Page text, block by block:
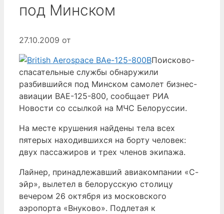
под Минском
27.10.2009 от
Поисково-
спасательные службы обнаружили
разбившийся под Минском самолет бизнес-
авиации BAE-125-800, сообщает РИА
Новости со ссылкой на МЧС Белоруссии.
На месте крушения найдены тела всех
пятерых находившихся на борту человек:
двух пассажиров и трех членов экипажа.
Лайнер, принадлежавший авиакомпании «С-
эйр», вылетел в белорусскую столицу
вечером 26 октября из московского
аэропорта «Внуково». Подлетая к